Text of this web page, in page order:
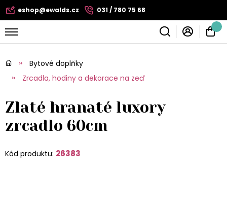
eshop@ewalds.cz 031 / 780 75 68
Bytové doplňky
Zrcadla, hodiny a dekorace na zeď
Zlaté hranaté luxory
zrcadlo 60cm
Kód produktu: 26383